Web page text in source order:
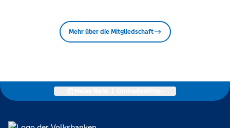
Mehr über die Mitgliedschaft